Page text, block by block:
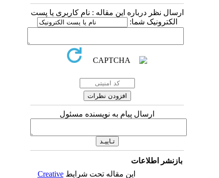
ارسال نظر درباره این مقاله : نام کاربری یا پست
الکترونیک شما:
ارسال پیام به نویسنده مسئول
بازنشر اطلاعات
این مقاله تحت شرایطCreative